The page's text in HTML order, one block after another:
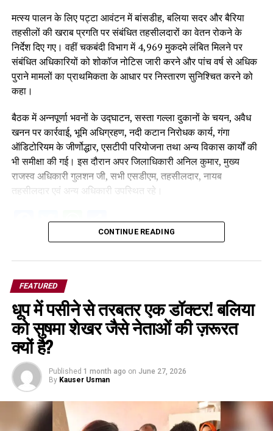
मत्स्य पालन के लिए पट्टा आवंटन में बांसडीह, बलिया सदर और बैरिया
तहसीलों की खराब प्रगति पर संबंधित तहसीलदारों का वेतन रोकने के
निर्देश दिए गए। वहीं चकबंदी विभाग में 4,969 मुकदमे लंबित मिलने पर
संबंधित अधिकारियों को शोकॉज नोटिस जारी करने और पांच वर्ष से अधिक
पुराने मामलों का प्राथमिकता के आधार पर निस्तारण सुनिश्चित करने को
कहा।
बैठक में अन्नपूर्णा भवनों के उद्घाटन, सस्ता गल्ला दुकानों के चयन, अवैध
खनन पर कार्रवाई, भूमि अधिग्रहण, नदी कटान निरोधक कार्य, गंगा
ऑडिटोरियम के जीर्णोद्धार, एसटीपी परियोजना तथा अन्य विकास कार्यों की
भी समीक्षा की गई। इस दौरान अपर जिलाधिकारी अनिल कुमार, मुख्य
राजस्व अधिकारी गुलशन जी, सभी एसडीएम, तहसीलदार, नायब
तहसीलदार एवं अन्य अधिकारी उपस्थित रहे।
Facebook
Twitter
WhatsApp
Share
CONTINUE READING
FEATURED
धूप में पसीने से तरबतर एक डॉक्टर! बलिया
को सुषमा शेखर जैसे नेताओं की ज़रूरत
क्यों है?
Published 1 month ago on June 27, 2026
By Kauser Usman